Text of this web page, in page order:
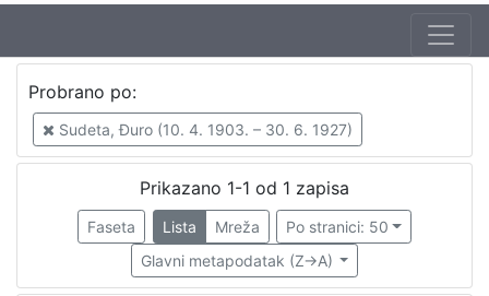
Probrano po:
Sudeta, Đuro (10. 4. 1903. – 30. 6. 1927)
Prikazano 1-1 od 1 zapisa
Faseta Lista Mreža
Po stranici: 50
Glavni metapodatak (Z->A)